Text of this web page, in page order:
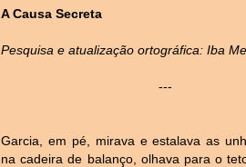
A Causa Secreta
Pesquisa e atualização ortográfica: Iba
---
Garcia, em pé, mirava e estalava as
na cadeira de balanço, olhava para o